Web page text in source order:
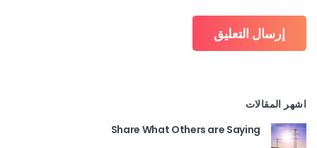
اشهر المقالات
Share What Others are Saying